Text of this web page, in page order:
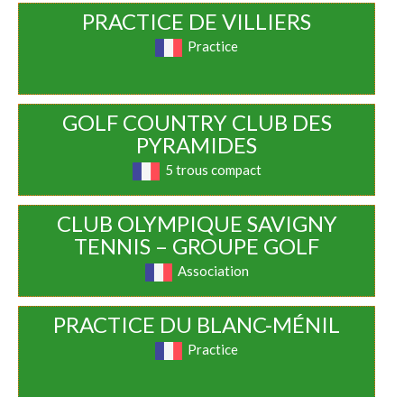
PRACTICE DE VILLIERS
Practice
GOLF COUNTRY CLUB DES
PYRAMIDES
5 trous compact
CLUB OLYMPIQUE SAVIGNY
TENNIS – GROUPE GOLF
Association
PRACTICE DU BLANC-MÉNIL
Practice